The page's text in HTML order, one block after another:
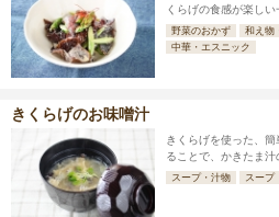
くらげの食感が楽しい
野菜のおかず 和え物
中華・エスニック
きくらげのお味噌汁
きくらげを使った、
ることで、かきたま汁
スープ・汁物 スープ